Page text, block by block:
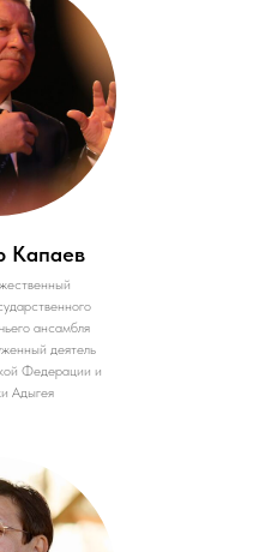
Капаев
ансамбля
деятель
Федерации и
Адыгея